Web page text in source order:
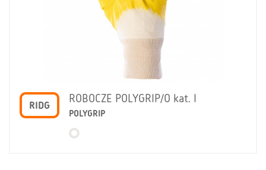
RIDG
ROBOCZE POLYGRIP/O kat. I
POLYGRIP